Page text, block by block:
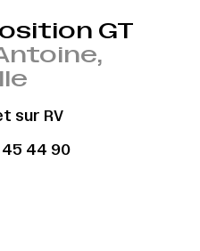
GT
sur RV
45 44 90